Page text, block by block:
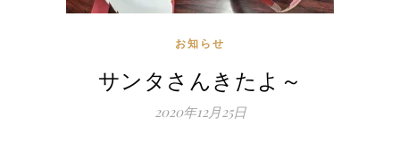
お知らせ
サンタさんきたよ～
2020年12月25日